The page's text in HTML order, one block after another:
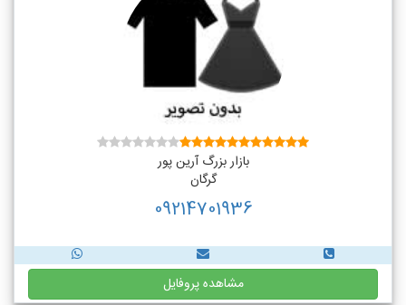
بازار بزرگ آرین پور
گرگان
09214701936
مشاهده پروفایل